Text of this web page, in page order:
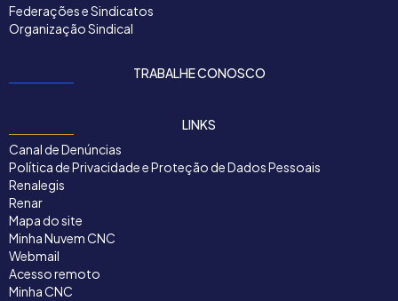
Federações e Sindicatos
Organização Sindical
TRABALHE CONOSCO
LINKS
Canal de Denúncias
Política de Privacidade e Proteção de Dados Pessoais
Renalegis
Renar
Mapa do site
Minha Nuvem CNC
Webmail
Acesso remoto
Minha CNC